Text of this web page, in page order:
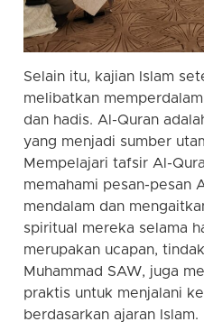
Selain itu, kajian Islam
melibatkan
dan hadis. Al-Quran
yang menjadi sumber
Mempelajari tafsir Al-
memahami pesan-pesan
mendalam dan
spiritual mereka selama
merupakan ucapan,
Muhammad SAW, juga
praktis untuk menjalani
berdasarkan ajaran Islam.